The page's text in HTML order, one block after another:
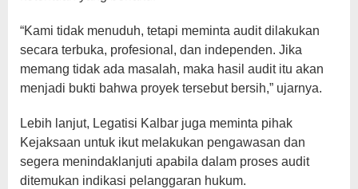
‎“Kami tidak menuduh, tetapi meminta audit dilakukan
secara terbuka, profesional, dan independen. Jika
memang tidak ada masalah, maka hasil audit itu akan
menjadi bukti bahwa proyek tersebut bersih,” ujarnya.
‎Lebih lanjut, Legatisi Kalbar juga meminta pihak
Kejaksaan untuk ikut melakukan pengawasan dan
segera menindaklanjuti apabila dalam proses audit
ditemukan indikasi pelanggaran hukum.